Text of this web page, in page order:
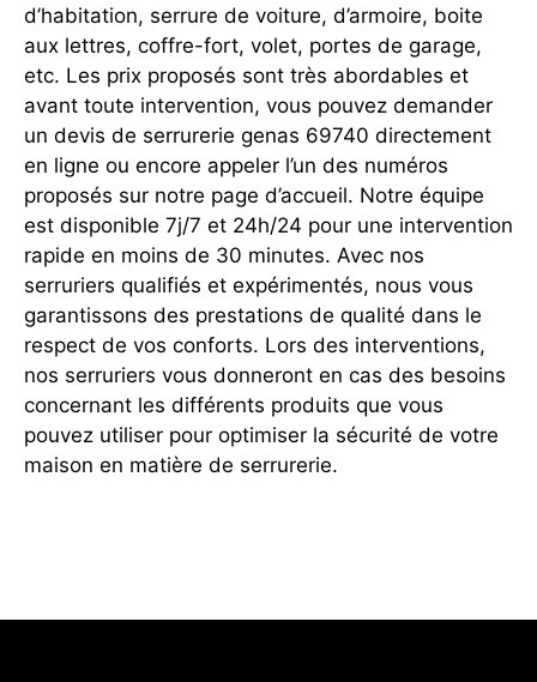
d’habitation, serrure de voiture, d’armoire, boite
aux lettres, coffre-fort, volet, portes de garage,
etc. Les prix proposés sont très abordables et
avant toute intervention, vous pouvez demander
un devis de serrurerie genas 69740 directement
en ligne ou encore appeler l’un des numéros
proposés sur notre page d’accueil. Notre équipe
est disponible 7j/7 et 24h/24 pour une intervention
rapide en moins de 30 minutes. Avec nos
serruriers qualifiés et expérimentés, nous vous
garantissons des prestations de qualité dans le
respect de vos conforts. Lors des interventions,
nos serruriers vous donneront en cas des besoins
concernant les différents produits que vous
pouvez utiliser pour optimiser la sécurité de votre
maison en matière de serrurerie.